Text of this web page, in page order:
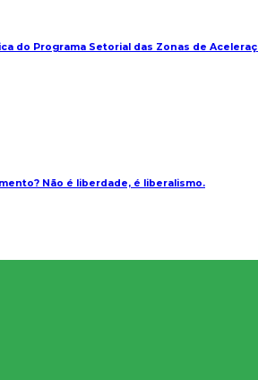
do Programa Setorial das Zonas de
Não é liberdade, é liberalismo.